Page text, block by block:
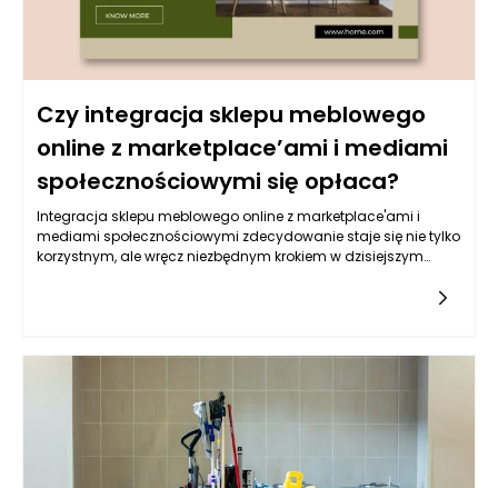
Czy integracja sklepu meblowego
online z marketplace’ami i mediami
społecznościowymi się opłaca?
Integracja sklepu meblowego online z marketplace'ami i
mediami społecznościowymi zdecydowanie staje się nie tylko
korzystnym, ale wręcz niezbędnym krokiem w dzisiejszym
i rozwijać w dobie rosnącej konkurencji oraz zmieniających się
lokalne platformy sprzedażowe, oferują ogromny zasięg, co
może nie trafiliby na stronę internetową konkretnego sklepu
meblowego online. Dzięki integracji z tymi platformami sklep
ma szansę zwiększyć swoją widoczność i sprzedaż, co jest
kluczowe dla jego sukcesu.